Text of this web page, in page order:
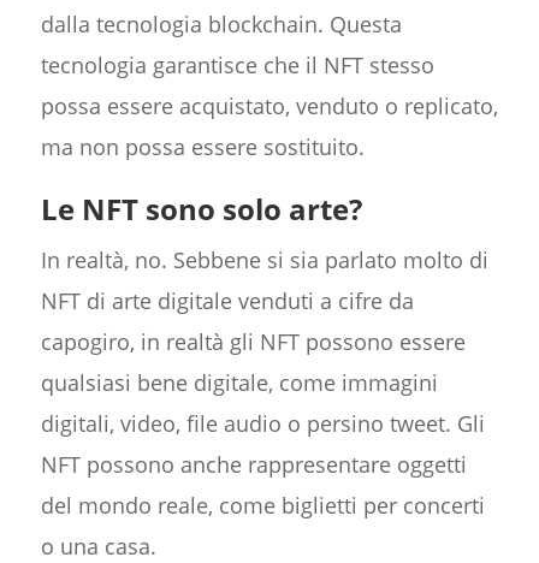
dalla tecnologia blockchain. Questa
tecnologia garantisce che il NFT stesso
possa essere acquistato, venduto o replicato,
ma non possa essere sostituito.
Le NFT sono solo arte?
In realtà, no. Sebbene si sia parlato molto di
NFT di arte digitale venduti a cifre da
capogiro, in realtà gli NFT possono essere
qualsiasi bene digitale, come immagini
digitali, video, file audio o persino tweet. Gli
NFT possono anche rappresentare oggetti
del mondo reale, come biglietti per concerti
o una casa.